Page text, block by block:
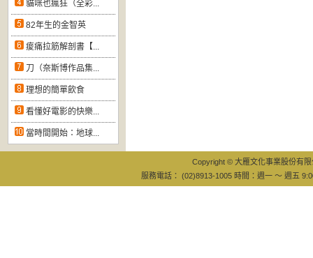
貓咪也瘋狂（全彩...
82年生的金智英
痠痛拉筋解剖書【...
刀（奈斯博作品集...
理想的簡單飲食
看懂好電影的快樂...
當時間開始：地球...
Copyright © 大雁文化事業股份有
服務電話： (02)8913-1005 時間：週一 ～ 週五